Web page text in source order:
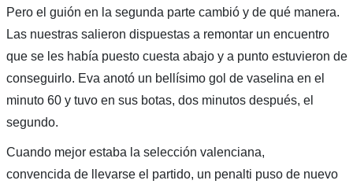
Pero el guión en la segunda parte cambió y de qué manera.
Las nuestras salieron dispuestas a remontar un encuentro
que se les había puesto cuesta abajo y a punto estuvieron de
conseguirlo. Eva anotó un bellísimo gol de vaselina en el
minuto 60 y tuvo en sus botas, dos minutos después, el
segundo.
Cuando mejor estaba la selección valenciana,
convencida de llevarse el partido, un penalti puso de nuevo